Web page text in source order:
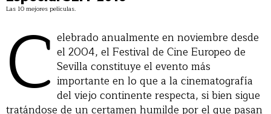
Las 10 mejores películas.
C elebrado anualmente en noviembre desde
el 2004, el Festival de Cine Europeo de
Sevilla constituye el evento más
importante en lo que a la cinematografía
del viejo continente respecta, si bien sigue
tratándose de un certamen humilde por el que pasan